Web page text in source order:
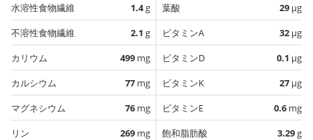
水溶性食物繊維
1.4g
不溶性食物繊維
2.1 g
カリウム
499 mg
カルシウム
77 mg
マグネシウム
76 mg
リン
269 mg
葉酸
29 µg
ビタミンA
32 µg
ビタミンD
0.1 µg
ビタミンK
27 µg
ビタミンE
0.6 mg
飽和脂肪酸
3.29g